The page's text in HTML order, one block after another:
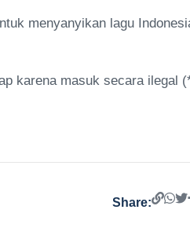
menyanyikan lagu
karena masuk secara ilegal
Share: